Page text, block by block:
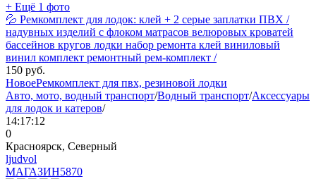
+ Ещё 1 фото
💦 Ремкомплект для лодок: клей + 2 серые заплатки ПВХ /
надувных изделий с флоком матрасов велюровых кроватей
бассейнов кругов лодки набор ремонта клей виниловый
винил комплект ремонтный рем-комплект /
150 руб.
НовоеРемкомплект для пвх, резиновой лодки
Авто, мото, водный транспорт/Водный транспорт/Аксессуары
для лодок и катеров/
14:17:12
0
Красноярск, Северный
ljudvol
МАГАЗИН5870